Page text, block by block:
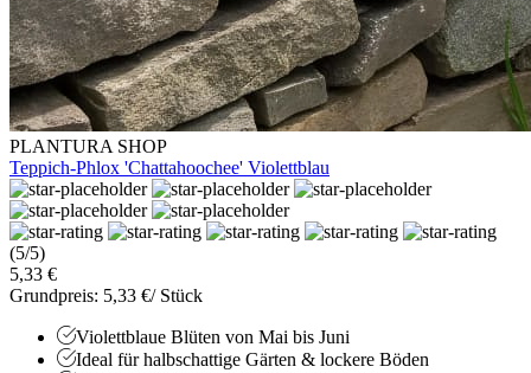
PLANTURA SHOP
Teppich-Phlox 'Chattahoochee' Violettblau
(5/5)
5,33 €
Grundpreis: 5,33 €/ Stück
Violettblaue Blüten von Mai bis Juni
Ideal für halbschattige Gärten & lockere Böden